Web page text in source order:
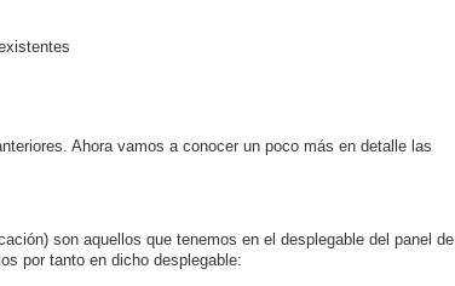
Ahora vamos a conocer un poco más en detalle las
son aquellos que tenemos en el desplegable del panel de
por tanto en dicho desplegable: